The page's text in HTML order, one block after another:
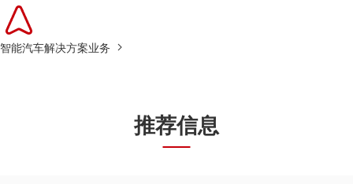
智能汽车解决方案业务
推荐信息